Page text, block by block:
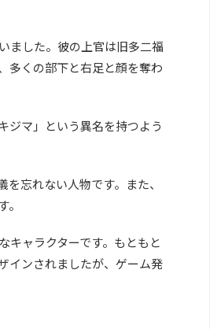
ました。彼の上官は旧多二福
多くの部下と右足と顔を奪わ
ジマ」という異名を持つよう
忘れない人物です。また、
キャラクターです。もともと
インされましたが、ゲーム発